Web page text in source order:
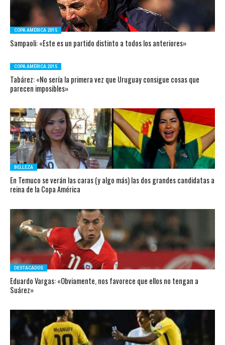
COPA AMÉRICA 2015
Sampaoli: «Este es un partido distinto a todos los anteriores»
COPA AMÉRICA 2015
Tabárez: «No sería la primera vez que Uruguay consigue cosas que
parecen imposibles»
BELLEZA
En Temuco se verán las caras (y algo más) las dos grandes candidatas a
reina de la Copa América
DESTACADOS
Eduardo Vargas: «Obviamente, nos favorece que ellos no tengan a
Suárez»